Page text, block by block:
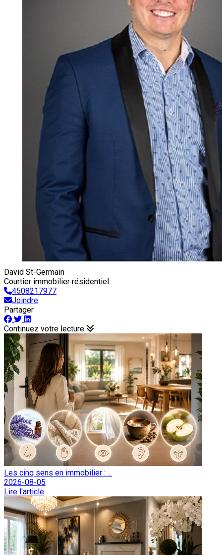
David St-Germain
Courtier immobilier résidentiel
4508217977
Joindre
Partager
Continuez votre lecture
Les cinq sens en immobilier : ...
2026-08-05
Lire l'article